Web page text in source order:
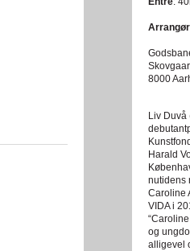
8000
Liv Duvå
Harald
nutidens
Caroline
VIDA i
og
alligevel